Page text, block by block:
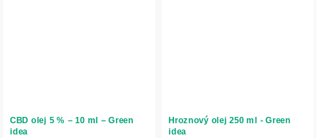
CBD olej 5 % – 10 ml – Green
idea
Hroznový olej 250 ml - Green
idea